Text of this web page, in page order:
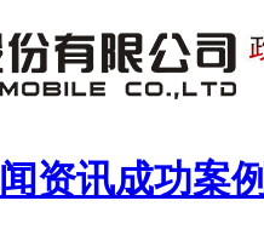
资讯成功案例